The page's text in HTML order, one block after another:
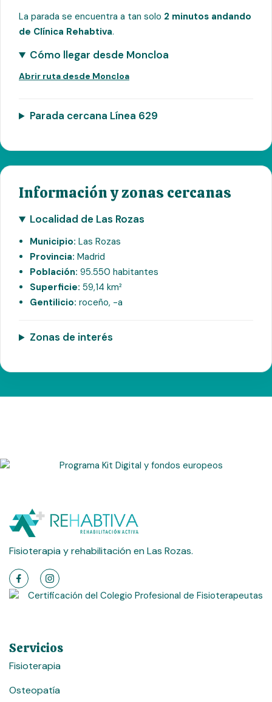
La parada se encuentra a tan solo 2 minutos andando
de Clínica Rehabtiva.
Cómo llegar desde Moncloa
Abrir ruta desde Moncloa
Parada cercana Línea 629
Información y zonas cercanas
Localidad de Las Rozas
Municipio: Las Rozas
Provincia: Madrid
Población: 95.550 habitantes
Superficie: 59,14 km²
Gentilicio: roceño, -a
Zonas de interés
Fisioterapia y rehabilitación en Las Rozas.
Servicios
Fisioterapia
Osteopatía